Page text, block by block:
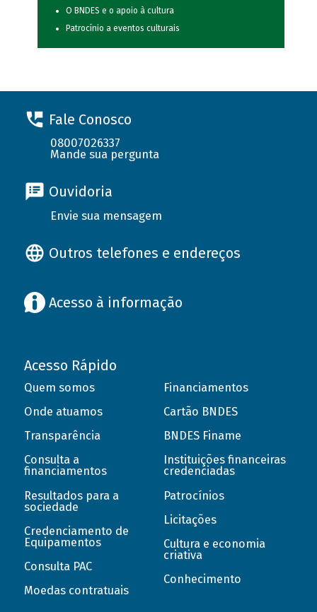
O BNDES e o apoio à cultura
Patrocínio a eventos culturais
Fale Conosco
08007026337
Mande sua pergunta
Ouvidoria
Envie sua mensagem
Outros telefones e endereços
Acesso à informação
Acesso Rápido
Quem somos
Onde atuamos
Transparência
Consulta a
financiamentos
Resultados para a
sociedade
Credenciamento de
Equipamentos
Consulta PAC
Moedas contratuais
Financiamentos
Cartão BNDES
BNDES Finame
Instituições financeiras
credenciadas
Patrocínios
Licitações
Cultura e economia
criativa
Conhecimento